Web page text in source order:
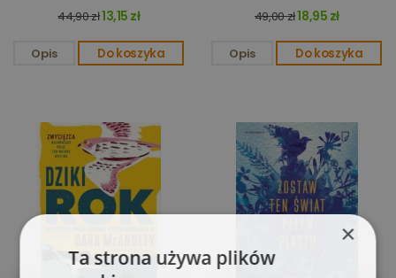
44,90 zł13,15 zł
Opis Do koszyka
49,00 zł18,95 zł
Opis Do koszyka
×
Ta strona używa plików